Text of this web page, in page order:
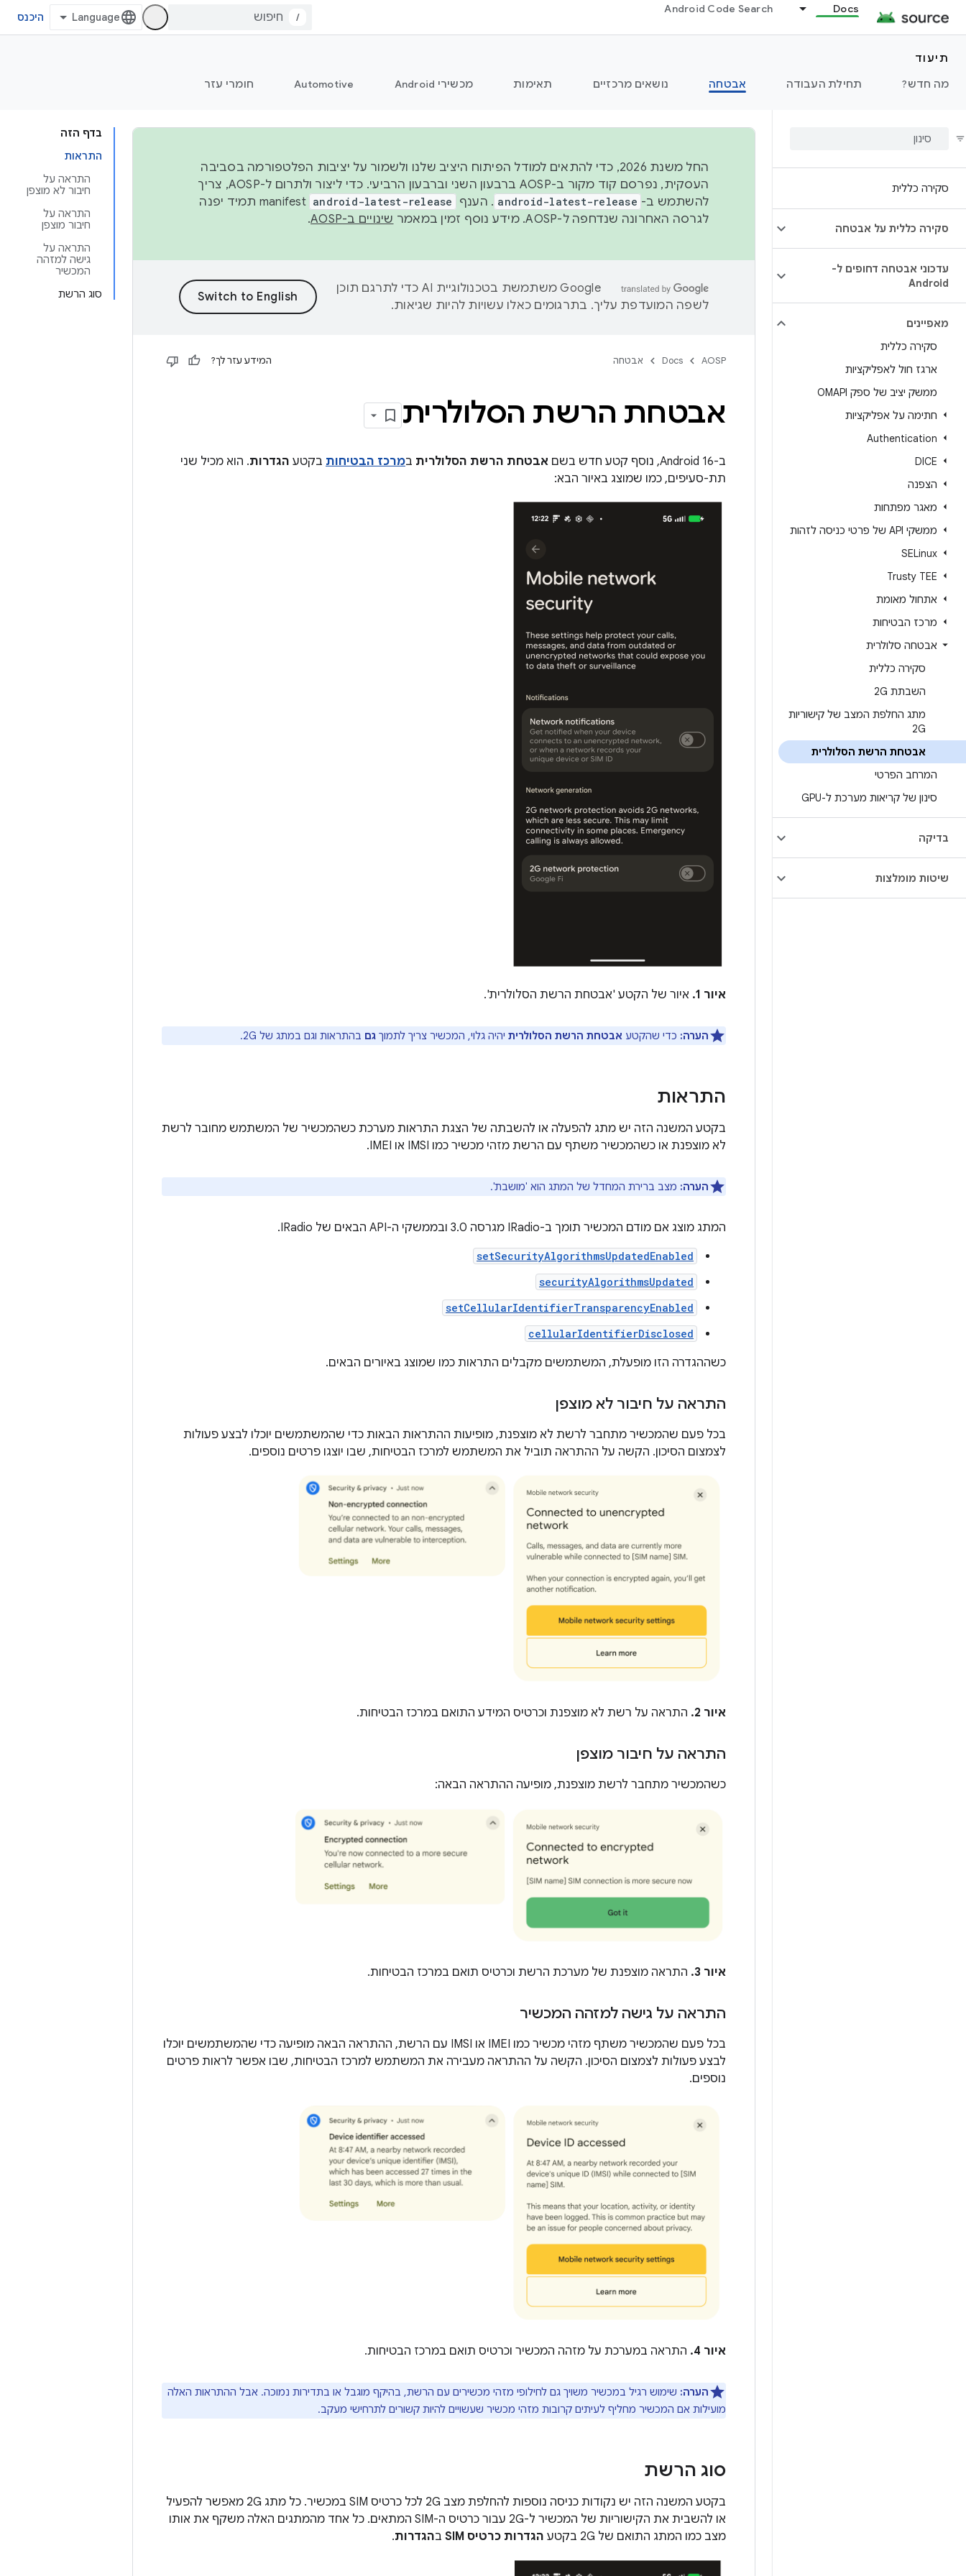
Docs
Android Code Search
/ היכנס
תיעוד
מה חדש?
תחילת העבודה אבטחה נושאים מרכזיים תאימות מכשירי Android Automotive חומרי עזר
סקירה כללית
סקירה כללית על אבטחה
עדכוני אבטחה דחופים ל-
Android
מאפיינים
סקירה כללית
ארגז חול לאפליקציות
ממשק יציב של ספק OMAPI
חתימה על אפליקציות
Authentication
DICE
הצפנה
מאגר מפתחות
ממשקי API של פרטי כניסה לזהות
SELinux
Trusty TEE
אתחול מאומת
מרכז הבטיחות
אבטחה סלולרית
סקירה כללית
השבתת 2G
מתג החלפת המצב של קישוריות
2G
אבטחת הרשת הסלולרית
המרחב הפרטי
סינון של קריאות מערכת ל-GPU
בדיקה
שיטות מומלצות
בדף הזה
התראות
התראה על
חיבור לא מוצפן
התראה על
חיבור מוצפן
התראה על
גישה למזהה
המכשיר
סוג הרשת
החל משנת 2026, כדי להתאים למודל הפיתוח היציב שלנו ולשמור על יציבות הפלטפורמה בסביבה
העסקית, נפרסם קוד מקור ב-AOSP ברבעון השני וברבעון הרביעי. כדי ליצור ולתרום ל-AOSP, צריך
להשתמש ב- android-latest-release . הענף android-latest-release
manifest תמיד יפנה
לגרסה האחרונה שנדחפה ל-AOSP. מידע נוסף זמין במאמר
שינויים ב-AOSP .
‫Google משתמשת בטכנולוגיית AI כדי לתרגם תוכן
לשפה המועדפת עליך. בתרגומים כאלו עשויות להיות שגיאות.
AOSP
Docs אבטחה המידע עזר לך?
אבטחת הרשת הסלולרית
ב-Android 16, נוסף קטע חדש בשם אבטחת הרשת הסלולרית במרכז הבטיחות בקטע הגדרות. הוא מכיל שני
תת-סעיפים, כמו שמוצג באיור הבא:
איור 1. איור של הקטע 'אבטחת הרשת הסלולרית'.
הערה: כדי שהקטע אבטחת הרשת הסלולרית יהיה גלוי, המכשיר צריך לתמוך גם בהתראות וגם במתג של 2G.
התראות
בקטע המשנה הזה יש מתג להפעלה או להשבתה של הצגת התראות מערכת כשהמכשיר של המשתמש מחובר לרשת
לא מוצפנת או כשהמכשיר משתף עם הרשת מזהי מכשיר כמו IMSI או IMEI.
הערה: מצב ברירת המחדל של המתג הוא 'מושבת'.
המתג מוצג אם מודם המכשיר תומך ב-IRadio מגרסה 3.0 ובממשקי ה-API הבאים של IRadio.
setSecurityAlgorithmsUpdatedEnabled
securityAlgorithmsUpdated
setCellularIdentifierTransparencyEnabled
cellularIdentifierDisclosed
כשההגדרה הזו מופעלת, המשתמשים מקבלים התראות כמו שמוצג באיורים הבאים.
התראה על חיבור לא מוצפן
בכל פעם שהמכשיר מתחבר לרשת לא מוצפנת, מופיעות ההתראות הבאות כדי שהמשתמשים יוכלו לבצע פעולות
לצמצום הסיכון. הקשה על ההתראה תוביל את המשתמש למרכז הבטיחות, שבו יוצגו פרטים נוספים.
איור 2. התראה על רשת לא מוצפנת וכרטיס המידע התואם במרכז הבטיחות.
התראה על חיבור מוצפן
כשהמכשיר מתחבר לרשת מוצפנת, מופיעה ההתראה הבאה:
איור 3. התראה מוצפנת של מערכת הרשת וכרטיס תואם במרכז הבטיחות.
התראה על גישה למזהה המכשיר
בכל פעם שהמכשיר משתף מזהי מכשיר כמו IMEI או IMSI עם הרשת, ההתראה הבאה מופיעה כדי שהמשתמשים יוכלו
לבצע פעולות לצמצום הסיכון. הקשה על ההתראה מעבירה את המשתמש למרכז הבטיחות, שבו אפשר לראות פרטים
נוספים.
איור 4. התראה במערכת על מזהה המכשיר וכרטיס תואם במרכז הבטיחות.
הערה: שימוש רגיל במכשיר משויך גם לחילופי מזהי מכשירים עם הרשת, בהיקף מוגבל או בתדירות נמוכה. אבל ההתראות האלה
מועילות אם המכשיר מחליף לעיתים קרובות מזהי מכשיר שעשויים להיות קשורים לתרחישי מעקב.
סוג הרשת
בקטע המשנה הזה יש נקודות כניסה נוספות להחלפת מצב 2G לכל כרטיס SIM במכשיר. כל מתג 2G מאפשר להפעיל
או להשבית את הקישוריות של המכשיר ל-2G עבור כרטיס ה-SIM המתאים. כל אחד מהמתגים האלה משקף את אותו
מצב כמו המתג התואם של 2G בקטע
הגדרות כרטיס SIM בהגדרות.